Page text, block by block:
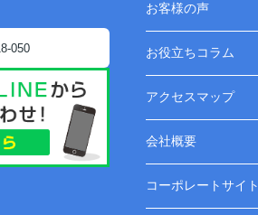
050
お客様の声
お役立ちコラム
アクセスマップ
会社概要
コーポレートサイト